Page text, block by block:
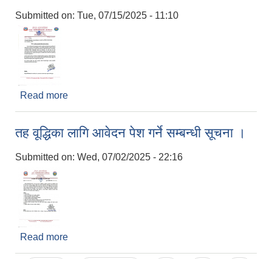
Submitted on: Tue, 07/15/2025 - 11:10
Read more
तह वूद्धिका लागि आवेदन पेश गर्ने सम्बन्धी सूचना ।
Submitted on: Wed, 07/02/2025 - 22:16
Read more